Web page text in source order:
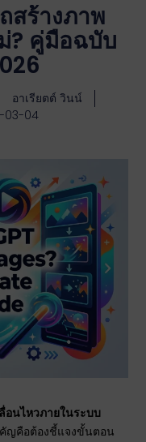
สร้างภาพ
? คู่มือฉบับ
อาเรียตต์ วินน์
03-04
อนไหวภายในระบบ
คัญคือต้องชี้แจงขั้นตอน